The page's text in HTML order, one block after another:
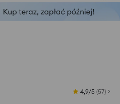
4,9/5 (57)